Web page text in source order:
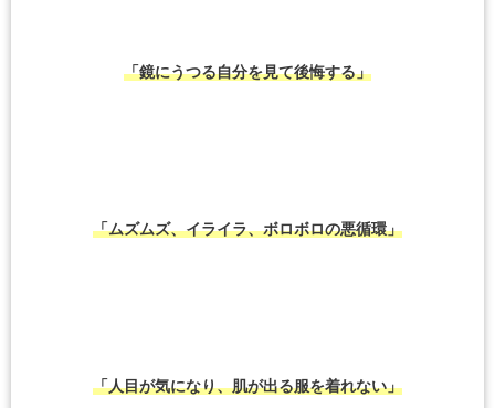
「鏡にうつる自分を見て後悔する」
「ムズムズ、イライラ、ボロボロの悪循環」
「人目が気になり、肌が出る服を着れない」